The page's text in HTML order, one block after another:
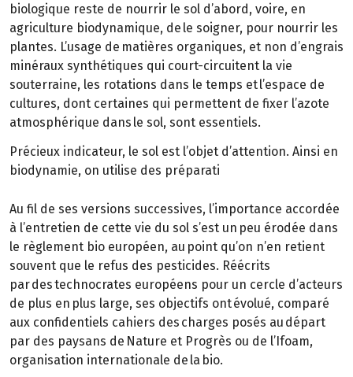
biologique reste de nourrir le sol d’abord, voire, en
agriculture biodynamique, de le soigner, pour nourrir les
plantes. L’usage de matières organiques, et non d’engrais
minéraux synthétiques qui court-circuitent la vie
souterraine, les rotations dans le temps et l’espace de
cultures, dont certaines qui permettent de fixer l’azote
atmosphérique dans le sol, sont essentiels.
Précieux indicateur, le sol est l’objet d’attention. Ainsi en
biodynamie, on utilise des préparati
Au fil de ses versions successives, l’importance accordée
à l’entretien de cette vie du sol s’est un peu érodée dans
le règlement bio européen, au point qu’on n’en retient
souvent que le refus des pesticides. Réécrits
par des technocrates européens pour un cercle d’acteurs
de plus en plus large, ses objectifs ont évolué, comparé
aux confidentiels cahiers des charges posés au départ
par des paysans de Nature et Progrès ou de l’Ifoam,
organisation internationale de la bio.